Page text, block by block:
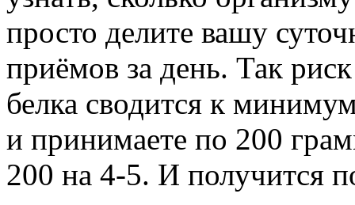
просто делите вашу
приёмов за день. Так
белка сводится к
и принимаете по 200
200 на 4-5. И получится